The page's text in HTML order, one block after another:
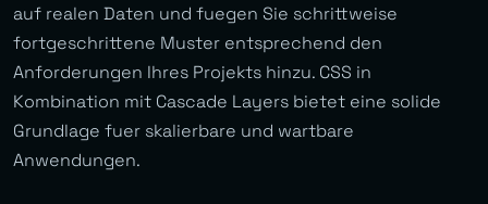
auf realen Daten und fuegen Sie schrittweise
fortgeschrittene Muster entsprechend den
Anforderungen Ihres Projekts hinzu. CSS in
Kombination mit Cascade Layers bietet eine solide
Grundlage fuer skalierbare und wartbare
Anwendungen.